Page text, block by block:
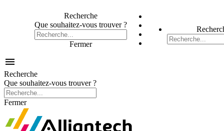
Recherche
Que souhaitez-vous trouver ?
Fermer

Recherche
Que souhaitez-vous trouver ?
Fermer